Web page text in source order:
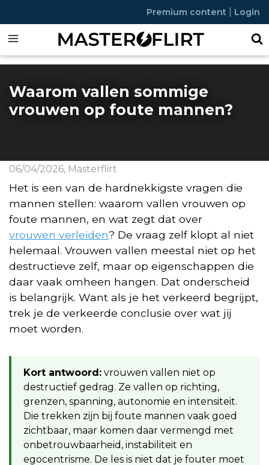
Premium content Login
Waarom vallen sommige
vrouwen op foute mannen?
06/04/2026, Masterflirt
Het is een van de hardnekkigste vragen die
mannen stellen: waarom vallen vrouwen op
foute mannen, en wat zegt dat over
vrouwen verleiden? De vraag zelf klopt al niet
helemaal. Vrouwen vallen meestal niet op het
destructieve zelf, maar op eigenschappen die
daar vaak omheen hangen. Dat onderscheid
is belangrijk. Want als je het verkeerd begrijpt,
trek je de verkeerde conclusie over wat jij
moet worden.
Kort antwoord: vrouwen vallen niet op
destructief gedrag. Ze vallen op richting,
grenzen, spanning, autonomie en intensiteit.
Die trekken zijn bij foute mannen vaak goed
zichtbaar, maar komen daar vermengd met
onbetrouwbaarheid, instabiliteit en
egocentrisme. De les is niet dat je fouter moet